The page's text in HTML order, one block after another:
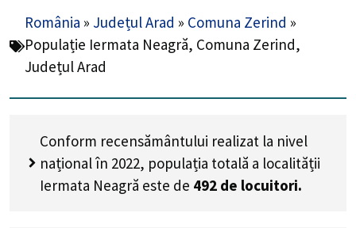
România » Județul Arad » Comuna Zerind »
Populație Iermata Neagră, Comuna Zerind,
Județul Arad
Conform recensământului realizat la nivel
național în 2022, populația totală a localității
Iermata Neagră este de 492 de locuitori.